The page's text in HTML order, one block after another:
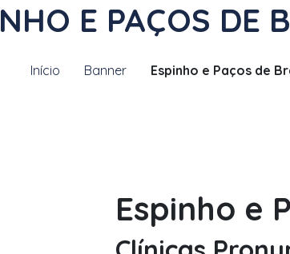
E PAÇOS DE
Início Banner Espinho e Paços de
Espinho e